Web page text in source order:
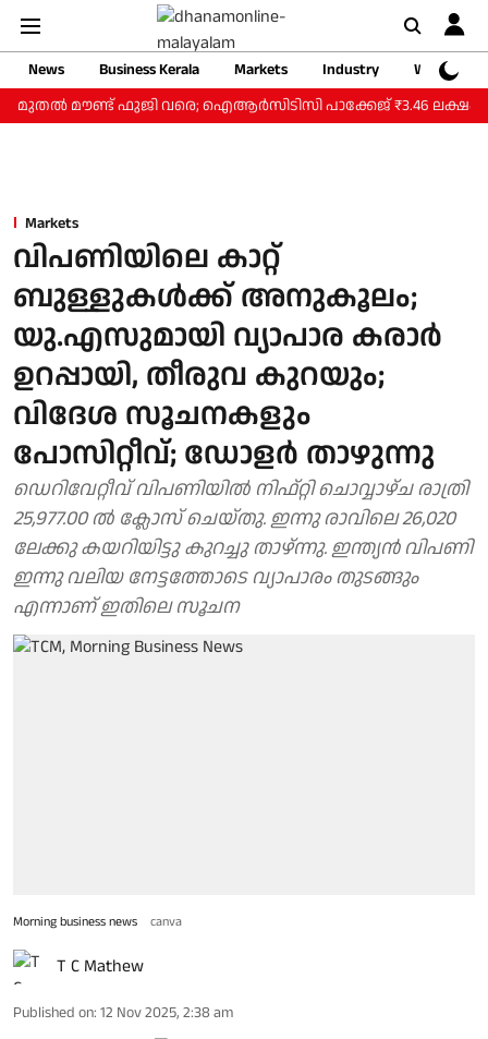
News Business Kerala Markets Industry
Web
മൗണ്ട് ഫുജി വരെ; ഐആര്‍സിടിസി പാക്കേജ് ₹3.46 ലക്ഷം മുതല്‍
Markets
വിപണിയിലെ കാറ്റ്
ബുള്ളുകള്‍ക്ക് അനുകൂലം;
യു.എസുമായി വ്യാപാര കരാര്‍
ഉറപ്പായി, തീരുവ കുറയും;
വിദേശ സൂചനകളും
പോസിറ്റീവ്; ഡോളര്‍ താഴുന്നു
ഡെറിവേറ്റീവ് വിപണിയില്‍ നിഫ്റ്റി ചൊവ്വാഴ്ച രാത്രി
25,977.00 ല്‍ ക്ലോസ് ചെയ്തു. ഇന്നു രാവിലെ 26,020
ലേക്കു കയറിയിട്ടു കുറച്ചു താഴ്ന്നു. ഇന്ത്യന്‍ വിപണി
ഇന്നു വലിയ നേട്ടത്തോടെ വ്യാപാരം തുടങ്ങും
എന്നാണ് ഇതിലെ സൂചന
Morning business news canva
T C Mathew
Published on: 12 Nov 2025, 2:38 am